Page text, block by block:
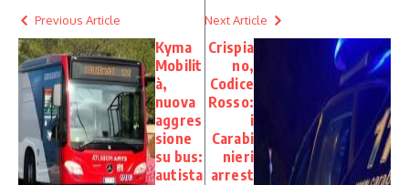
Previous Article
Kyma
Mobilit
à,
nuova
aggres
sione
su bus:
autista
Next Article
Crispia
no,
Codice
Rosso:
i
Carabi
nieri
arrest